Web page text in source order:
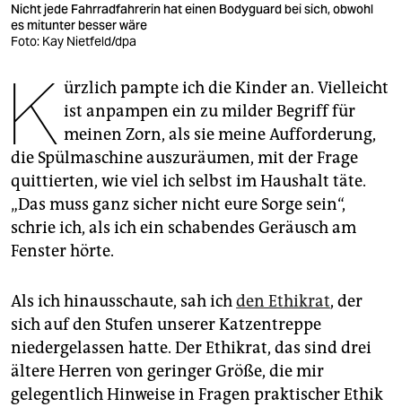
fragen & hilfe
unterstützen
genossenschaft
epaper login
Nicht jede Fahrradfahrerin hat einen Bodyguard bei sich, obwohl
es mitunter besser wäre
Foto: Kay Nietfeld/dpa
K ürzlich pampte ich die Kinder an. Vielleicht
ist anpampen ein zu milder Begriff für
meinen Zorn, als sie meine Aufforderung,
die Spülmaschine auszuräumen, mit der Frage
quittierten, wie viel ich selbst im Haushalt täte.
„Das muss ganz sicher nicht eure Sorge sein“,
schrie ich, als ich ein schabendes Geräusch am
Fenster hörte.
Als ich hinausschaute, sah ichden Ethikrat, der
sich auf den Stufen unserer Katzentreppe
niedergelassen hatte. Der Ethikrat, das sind drei
ältere Herren von geringer Größe, die mir
gelegentlich Hinweise in Fragen praktischer Ethik